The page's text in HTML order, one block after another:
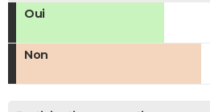
Oui
Non